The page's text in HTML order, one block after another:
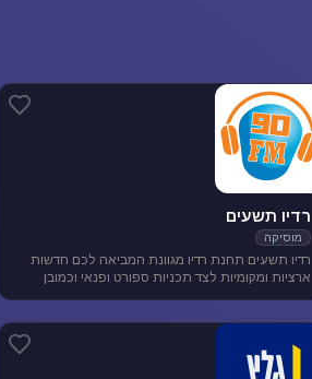
רדיו תשעים
מוסיקה
רדיו תשעים תחנת רדיו מגוונת המביאה לכם חדשות
ארציות ומקומיות לצד תכניות ספורט ופנאי וכמובן